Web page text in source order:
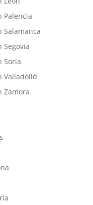
Palencia
Salamanca
Segovia
Soria
Valladolid
Zamora